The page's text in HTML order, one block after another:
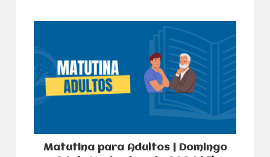
Matutina para Adultos | Domingo